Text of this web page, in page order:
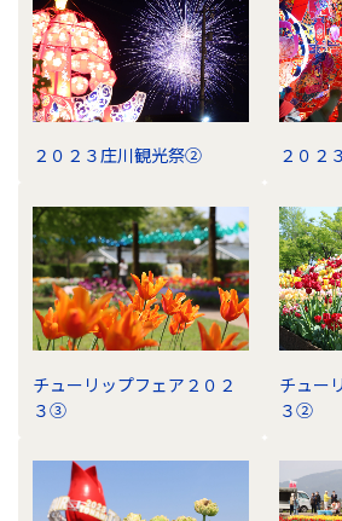
２０２３庄川観光祭② ２０２
チューリップフェア２０２
３③
チュー
３②